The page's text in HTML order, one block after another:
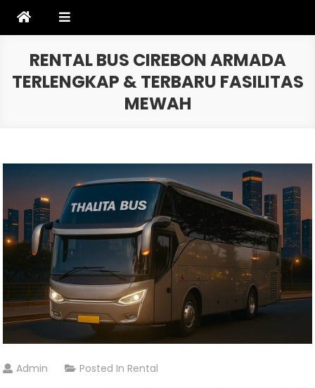
RENTAL BUS CIREBON ARMADA
TERLENGKAP & TERBARU FASILITAS
MEWAH
Admin Posted In Rental